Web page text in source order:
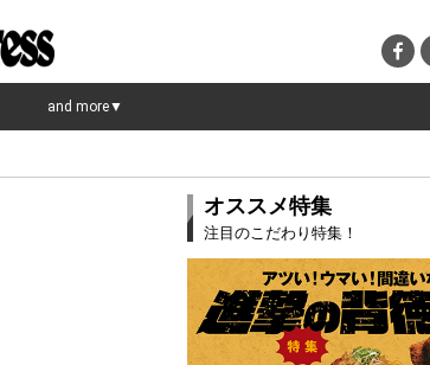
and more▼
オススメ特集
注目のこだわり特集！